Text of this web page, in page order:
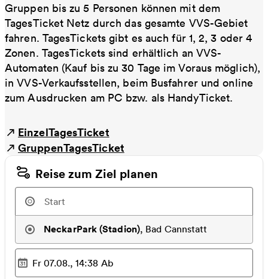
Gruppen bis zu 5 Personen können mit dem
TagesTicket Netz durch das gesamte VVS-Gebiet
fahren. TagesTickets gibt es auch für 1, 2, 3 oder 4
Zonen. TagesTickets sind erhältlich an VVS-
Automaten (Kauf bis zu 30 Tage im Voraus möglich),
in VVS-Verkaufsstellen, beim Busfahrer und online
zum Ausdrucken am PC bzw. als HandyTicket.
EinzelTagesTicket
GruppenTagesTicket
Reise zum Ziel planen
NeckarPark (Stadion), Bad Cannstatt
Ausgewählter Zeitpunkt
Fr 07.08., 14:38 Ab